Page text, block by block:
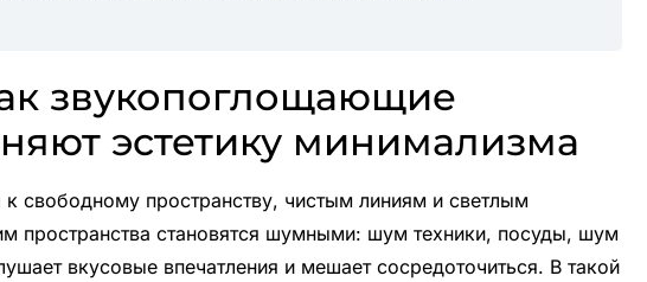
звукопоглощающие
эстетику минимализма
свободному пространству, чистым линиям и светлым
пространства становятся шумными: шум техники, посуды, шум
вкусовые впечатления и мешает сосредоточиться. В такой